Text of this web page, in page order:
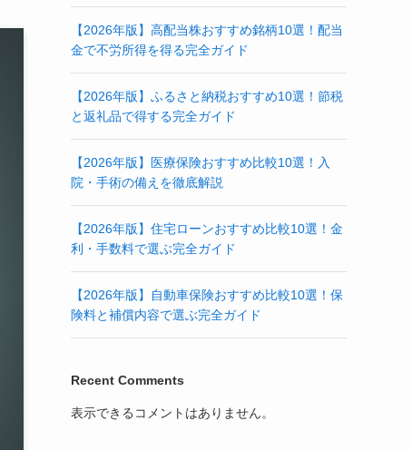
【2026年版】高配当株おすすめ銘柄10選！配当
金で不労所得を得る完全ガイド
【2026年版】ふるさと納税おすすめ10選！節税
と返礼品で得する完全ガイド
【2026年版】医療保険おすすめ比較10選！入
院・手術の備えを徹底解説
【2026年版】住宅ローンおすすめ比較10選！金
利・手数料で選ぶ完全ガイド
【2026年版】自動車保険おすすめ比較10選！保
険料と補償内容で選ぶ完全ガイド
Recent Comments
表示できるコメントはありません。